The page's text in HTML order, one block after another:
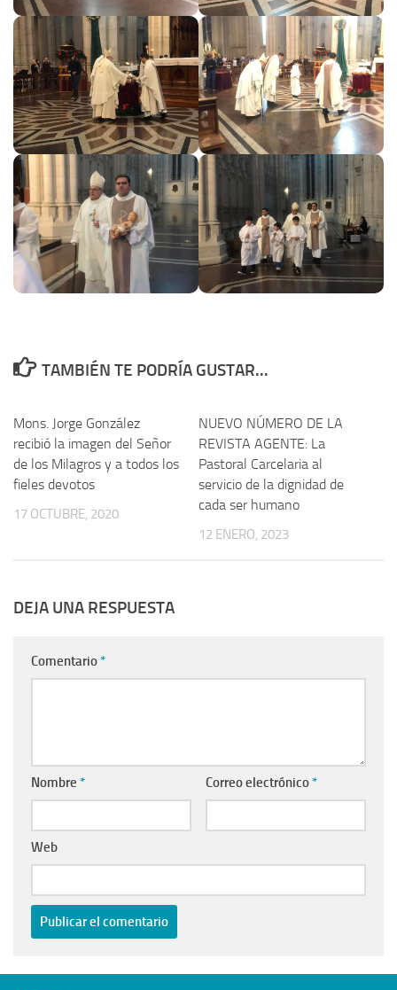
TAMBIÉN TE PODRÍA GUSTAR...
Mons. Jorge González
recibió la imagen del Señor
de los Milagros y a todos los
fieles devotos
17 OCTUBRE, 2020
NUEVO NÚMERO DE LA
REVISTA AGENTE: La
Pastoral Carcelaria al
servicio de la dignidad de
cada ser humano
12 ENERO, 2023
DEJA UNA RESPUESTA
Comentario *
Nombre * Correo electrónico *
Web